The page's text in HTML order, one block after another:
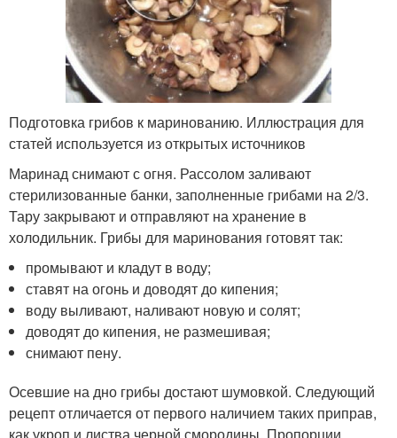
Подготовка грибов к маринованию. Иллюстрация для
статей используется из открытых источников
Маринад снимают с огня. Рассолом заливают
стерилизованные банки, заполненные грибами на 2/3.
Тару закрывают и отправляют на хранение в
холодильник. Грибы для маринования готовят так:
промывают и кладут в воду;
ставят на огонь и доводят до кипения;
воду выливают, наливают новую и солят;
доводят до кипения, не размешивая;
снимают пену.
Осевшие на дно грибы достают шумовкой. Следующий
рецепт отличается от первого наличием таких приправ,